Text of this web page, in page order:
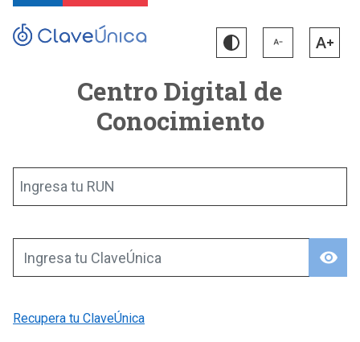
Centro Digital de
Conocimiento
Ingresa tu RUN
visibility
Ingresa tu ClaveÚnica
Recupera tu ClaveÚnica